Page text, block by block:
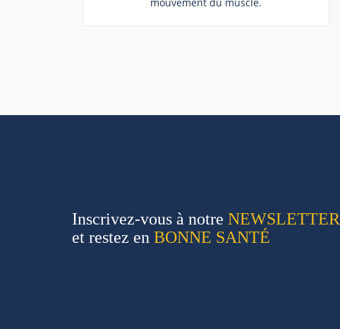
Inscrivez-vous à notre NEWSLETTER
et restez en BONNE SANTÉ